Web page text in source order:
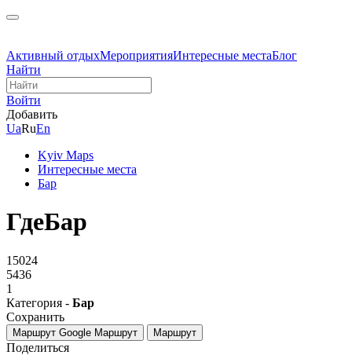
Активный отдыхМероприятияИнтересные местаБлог
Найти
Войти
Добавить
UaRuEn
Kyiv Maps
Интересные места
Бар
ГдеБар
15024
5436
1
Категория - Бар
Сохранить
Маршрут Google Маршрут Маршрут
Поделиться